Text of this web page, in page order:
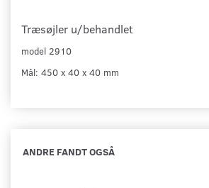
Træsøjler u/behandlet
model 2910
Mål: 450 x 40 x 40 mm
ANDRE FANDT OGSÅ